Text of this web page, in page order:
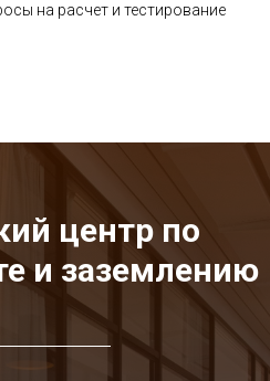
на расчет и тестирование
центр по
и заземлению